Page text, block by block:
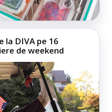
la DIVA pe 16
de weekend